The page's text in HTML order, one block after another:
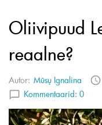
Oliivipuud
reaalne?
Autor: Mūsų Ignalina
Kommentaarid: 0